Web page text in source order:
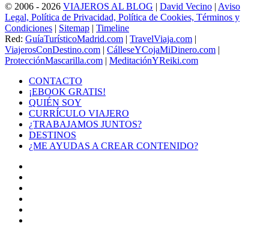
© 2006 - 2026 VIAJEROS AL BLOG | David Vecino | Aviso
Legal, Política de Privacidad, Política de Cookies, Términos y
Condiciones | Sitemap | Timeline
Red: GuíaTurísticoMadrid.com | TravelViaja.com |
ViajerosConDestino.com | CálleseYCojaMiDinero.com |
ProtecciónMascarilla.com | MeditaciónYReiki.com
CONTACTO
¡EBOOK GRATIS!
QUIÉN SOY
CURRÍCULO VIAJERO
¿TRABAJAMOS JUNTOS?
DESTINOS
¿ME AYUDAS A CREAR CONTENIDO?